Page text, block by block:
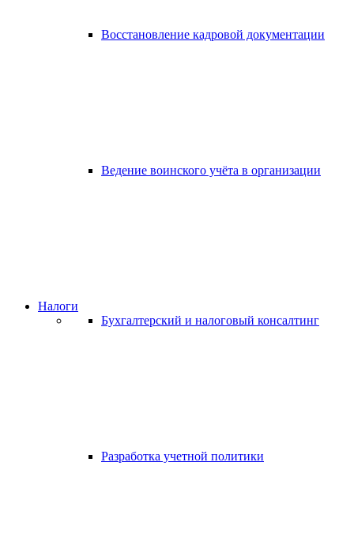
Восстановление кадровой документации
Ведение воинского учёта в организации
Налоги
Бухгалтерский и налоговый консалтинг
Разработка учетной политики